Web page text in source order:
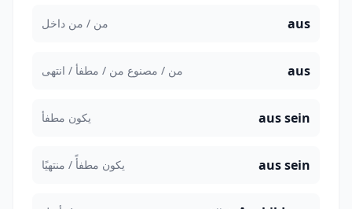
aus من / من داخل
aus من / مصنوع من / مطفأ / انتهى
aus sein يكون مطفأ
aus sein يكون مطفأً / منتهيًا